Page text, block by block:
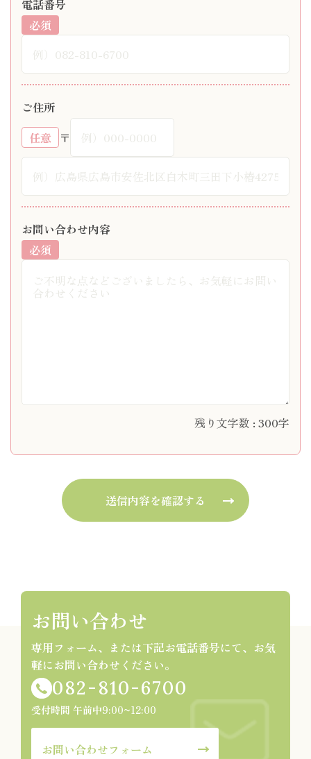
電話番号
必須
ご住所
任意
〒
お問い合わせ内容
必須
残り文字数 : 300字
お問い合わせ
専用フォーム、または下記お電話番号にて、お気
軽にお問い合わせください。
082-810-6700
受付時間 午前中9:00~12:00
お問い合わせフォーム